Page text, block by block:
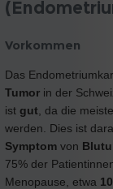
Vorkommen
Das
Tumor in der
ist gut , da die
werden. Dies ist
Symptom von
75% der
Menopause, etwa